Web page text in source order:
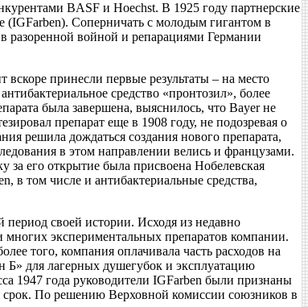
BASF и Hoechst. В 1925 году партнерские
(IGFarben). Соперничать с молодым гигантом в
разоренной войной и репарациями Германии
принесли первые результаты – на место
средство «пронтозил», более
была завершена, выяснилось, что Bayer не
препарат еще в 1908 году, не подозревая о
решила дождаться создания нового препарата,
в этом направлении велись и французами.
за его открытие была присвоена Нобелевская
в том числе и антибактериальные средства,
своей истории. Исходя из недавно
экспериментальных препаратов компании.
того, компания оплачивала часть расходов на
для лагерных душегубок и эксплуатацию
1947 года руководители IGFarben были признаны
срок. По решению Верховной комиссии союзников в